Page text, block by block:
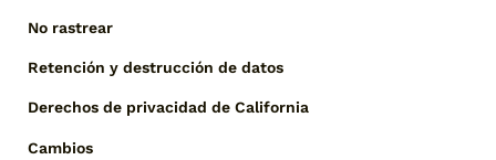
No rastrear
Retención y destrucción de datos
Derechos de privacidad de California
Cambios